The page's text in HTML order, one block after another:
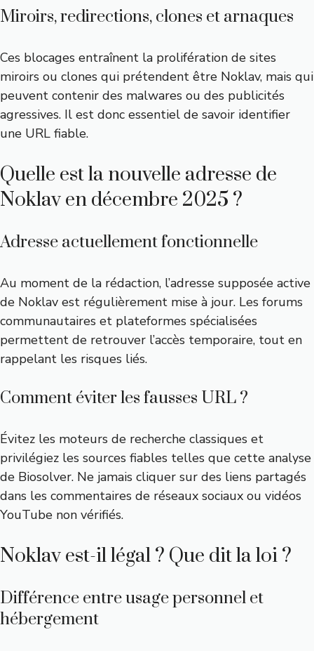
Miroirs, redirections, clones et arnaques
Ces blocages entraînent la prolifération de sites
miroirs ou clones qui prétendent être Noklav, mais qui
peuvent contenir des malwares ou des publicités
agressives. Il est donc essentiel de savoir identifier
une URL fiable.
Quelle est la nouvelle adresse de
Noklav en décembre 2025 ?
Adresse actuellement fonctionnelle
Au moment de la rédaction, l’adresse supposée active
de Noklav est régulièrement mise à jour. Les forums
communautaires et plateformes spécialisées
permettent de retrouver l’accès temporaire, tout en
rappelant les risques liés.
Comment éviter les fausses URL ?
Évitez les moteurs de recherche classiques et
privilégiez les sources fiables telles que cette analyse
de Biosolver. Ne jamais cliquer sur des liens partagés
dans les commentaires de réseaux sociaux ou vidéos
YouTube non vérifiés.
Noklav est-il légal ? Que dit la loi ?
Différence entre usage personnel et
hébergement